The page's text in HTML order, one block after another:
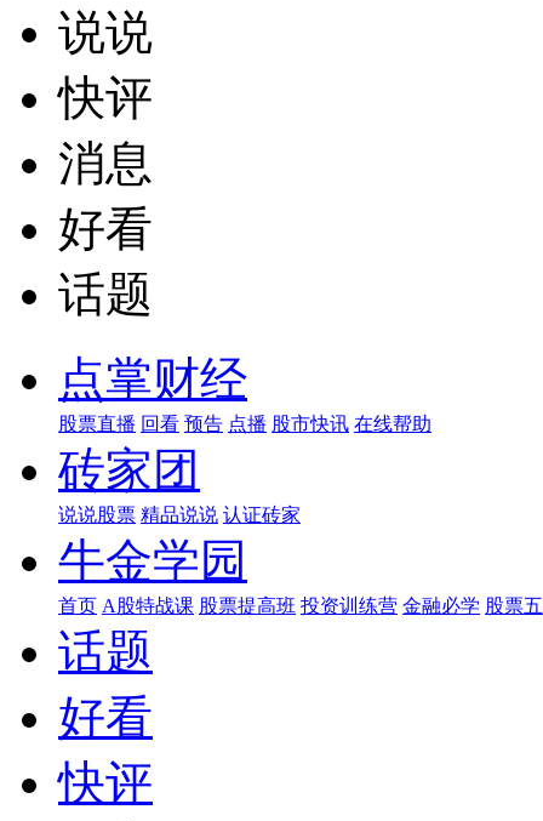
说说
快评
消息
好看
话题
点掌财经
股票直播 回看 预告 点播 股市快讯 在线帮助
砖家团
说说股票 精品说说 认证砖家
牛金学园
首页 A股特战课 股票提高班 投资训练营 金融必学 股票
话题
好看
快评